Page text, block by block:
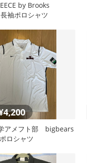
by Brooks
袖ポロシャツ
アメフト部 bigbears
ロシャツ